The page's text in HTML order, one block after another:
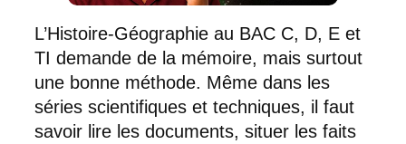
L’Histoire-Géographie au BAC C, D, E et
TI demande de la mémoire, mais surtout
une bonne méthode. Même dans les
séries scientifiques et techniques, il faut
savoir lire les documents, situer les faits